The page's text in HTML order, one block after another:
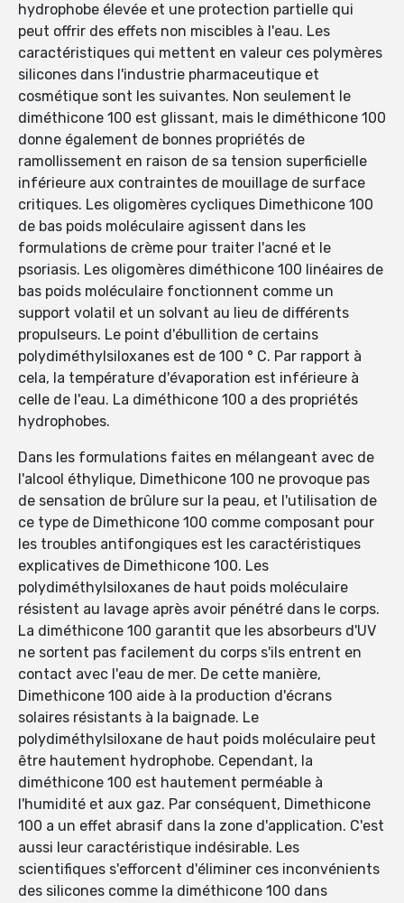
hydrophobe élevée et une protection partielle qui
peut offrir des effets non miscibles à l'eau. Les
caractéristiques qui mettent en valeur ces polymères
silicones dans l'industrie pharmaceutique et
cosmétique sont les suivantes. Non seulement le
diméthicone 100 est glissant, mais le diméthicone 100
donne également de bonnes propriétés de
ramollissement en raison de sa tension superficielle
inférieure aux contraintes de mouillage de surface
critiques. Les oligomères cycliques Dimethicone 100
de bas poids moléculaire agissent dans les
formulations de crème pour traiter l'acné et le
psoriasis. Les oligomères diméthicone 100 linéaires de
bas poids moléculaire fonctionnent comme un
support volatil et un solvant au lieu de différents
propulseurs. Le point d'ébullition de certains
polydiméthylsiloxanes est de 100 ° C. Par rapport à
cela, la température d'évaporation est inférieure à
celle de l'eau. La diméthicone 100 a des propriétés
hydrophobes.
Dans les formulations faites en mélangeant avec de
l'alcool éthylique, Dimethicone 100 ne provoque pas
de sensation de brûlure sur la peau, et l'utilisation de
ce type de Dimethicone 100 comme composant pour
les troubles antifongiques est les caractéristiques
explicatives de Dimethicone 100. Les
polydiméthylsiloxanes de haut poids moléculaire
résistent au lavage après avoir pénétré dans le corps.
La diméthicone 100 garantit que les absorbeurs d'UV
ne sortent pas facilement du corps s'ils entrent en
contact avec l'eau de mer. De cette manière,
Dimethicone 100 aide à la production d'écrans
solaires résistants à la baignade. Le
polydiméthylsiloxane de haut poids moléculaire peut
être hautement hydrophobe. Cependant, la
diméthicone 100 est hautement perméable à
l'humidité et aux gaz. Par conséquent, Dimethicone
100 a un effet abrasif dans la zone d'application. C'est
aussi leur caractéristique indésirable. Les
scientifiques s'efforcent d'éliminer ces inconvénients
des silicones comme la diméthicone 100 dans